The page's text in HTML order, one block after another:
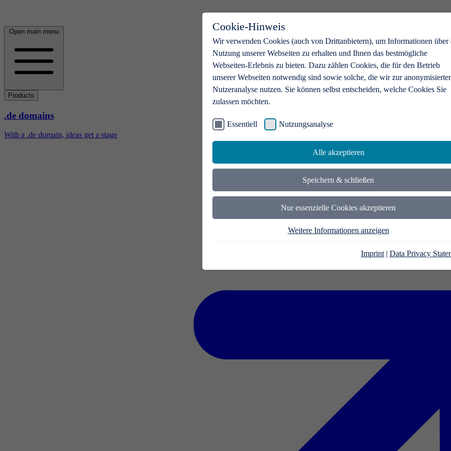
Cookie-Hinweis
Wir verwenden Cookies (auch von Drittanbietern), um Informationen über
Nutzung unserer Webseiten zu erhalten und Ihnen das bestmögliche
Webseiten-Erlebnis zu bieten. Dazu zählen Cookies, die für den Betrieb
unserer Webseiten notwendig sind sowie solche, die wir zur
Nutzeranalyse nutzen. Sie können selbst entscheiden, welche Cookies Sie
zulassen möchten.
Essentiell Nutzungsanalyse
Alle akzeptieren
Speichern & schließen
Nur essenzielle Cookies akzeptieren
Weitere Informationen anzeigen
Imprint | Data Privacy
Open main menu
Products
.de domains
With a .de domain, ideas get a stage